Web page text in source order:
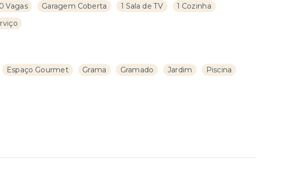
Vagas Garagem Coberta 1 Sala de TV
1 Cozinha
Espaço Gourmet Grama Gramado Jardim
Piscina